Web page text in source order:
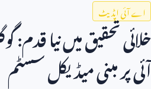
اے آئی اپڈیٹ
خلائی تحقیق میں نیا
آئی پر مبنی میڈیکل سسٹم